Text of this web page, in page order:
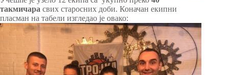
такмичара свих старосних доби. Коначан екипни
пласман на табели изгледао је овако: